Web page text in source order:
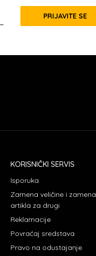
PRIJAVITE SE
KORISNIČKI SERVIS
Isporuka
Zamena veličine i zamena
artikla za drugi
Reklamacije
Povraćaj sredstava
Pravo na odustajanje